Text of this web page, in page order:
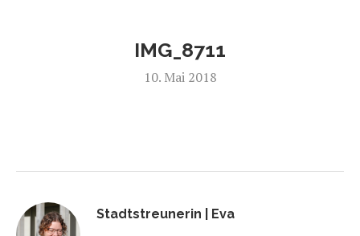
IMG_8711
10. Mai 2018
Stadtstreunerin | Eva